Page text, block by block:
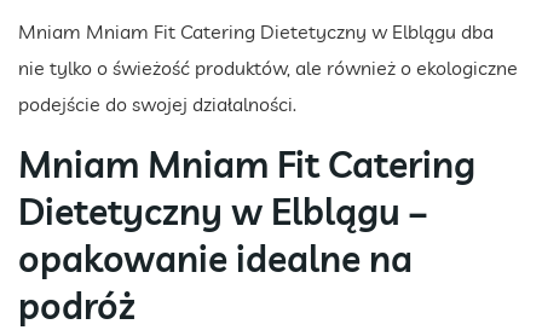
Mniam Mniam Fit Catering Dietetyczny w Elblągu dba
nie tylko o świeżość produktów, ale również o ekologiczne
podejście do swojej działalności.
Mniam Mniam Fit Catering
Dietetyczny w Elblągu –
opakowanie idealne na
podróż